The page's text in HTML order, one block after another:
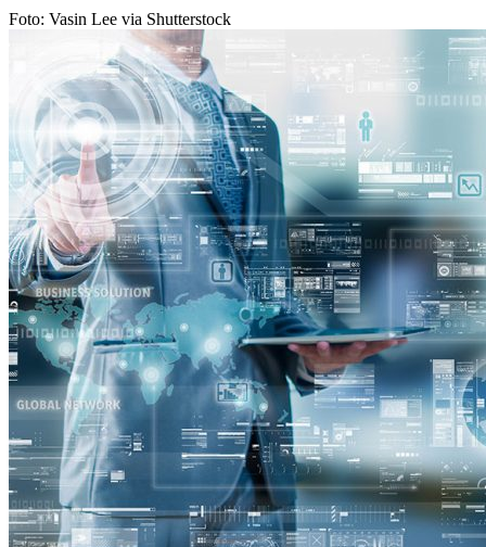
Foto: Vasin Lee via Shutterstock